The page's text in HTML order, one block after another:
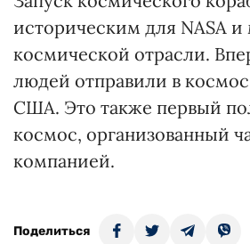
историческим для NASA
космической отрасли.
людей отправили в
США. Это также первый
космос, организованный
компанией.
Поделиться